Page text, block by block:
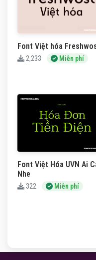
Font Việt hóa
2,233 Miễn phí
Font Việt Hóa UVN Ai
Nhe
322 Miễn phí